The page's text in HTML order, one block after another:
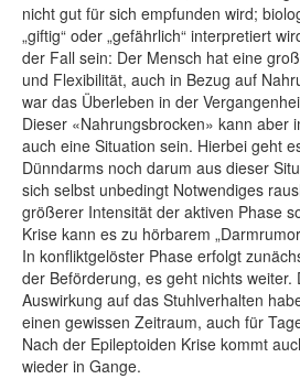
nicht gut für sich empfunden wird;
„giftig“ oder „gefährlich“ interpretiert
der Fall sein: Der Mensch hat eine
und Flexibilität, auch in Bezug auf
war das Überleben in der
Dieser «Nahrungsbrocken» kann aber
auch eine Situation sein. Hierbei geht
Dünndarms noch darum aus dieser
sich selbst unbedingt Notwendiges
größerer Intensität der aktiven Phase
Krise kann es zu hörbarem
In konfliktgelöster Phase erfolgt
der Beförderung, es geht nichts weiter.
Auswirkung auf das Stuhlverhalten
einen gewissen Zeitraum, auch für
Nach der Epileptoiden Krise kommt
wieder in Gange.